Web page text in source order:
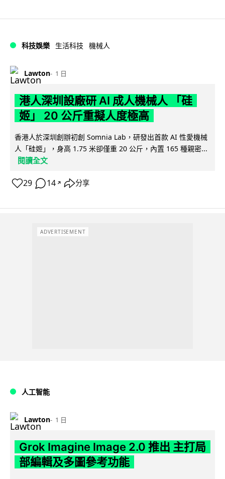
科技娛樂 生活科技 機械人
Lawton 1 日
港人深圳設廠研 AI 成人機械人 「硅
姬」 20 公斤重擬人度極高
香港人於深圳創辦初創 Somnia Lab，研發出首款 AI 性愛機械
人「硅姬」，身高 1.75 米卻僅重 20 公斤，內置 165 種親密...
閱讀全文
29 14 ↗ 分享
ADVERTISEMENT
人工智能
Lawton 1 日
Grok Imagine Image 2.0 推出 主打局
部編輯及多圖參考功能